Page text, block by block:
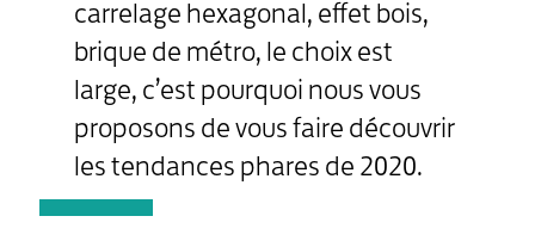
carrelage hexagonal, effet bois,
brique de métro, le choix est
large, c’est pourquoi nous vous
proposons de vous faire découvrir
les tendances phares de 2020.